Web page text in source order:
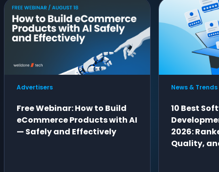
Advertisers
Free Webinar: How to Build
eCommerce Products with AI
— Safely and Effectively
News & Trends
10 Best
2026:
Quality,